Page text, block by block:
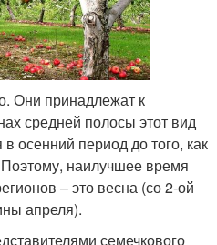
Они принадлежат к
средней полосы этот вид
осенний период до того, как
наилучшее время
– это весна (со 2-ой
апреля).
семечкового